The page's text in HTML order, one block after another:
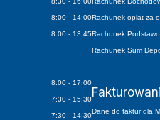
8:00 - 14:00
8:00 - 13:45
8:00 - 17:00
7:30 - 15:30
7:30 - 14:30
Rachunek opłat za
Rachunek
Rachunek Sum
Dane do faktur dla